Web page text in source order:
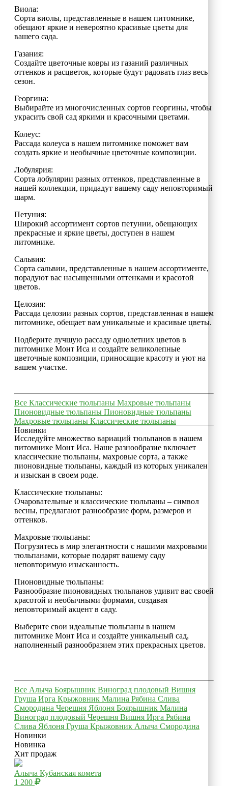
Виола:
Сорта виолы, представленные в нашем питомнике,
обещают яркие и невероятно красивые цветы для
вашего сада.
Газания:
Создайте цветочные ковры из газаний различных
оттенков и расцветок, которые будут радовать глаз весь
сезон.
Георгина:
Выбирайте из многочисленных сортов георгины, чтобы
украсить свой сад яркими и красочными цветами.
Колеус:
Рассада колеуса в нашем питомнике поможет вам
создать яркие и необычные цветочные композиции.
Лобулярия:
Сорта лобулярии разных оттенков, представленные в
нашей коллекции, придадут вашему саду неповторимый
шарм.
Петуния:
Широкий ассортимент сортов петунии, обещающих
прекрасные и яркие цветы, доступен в нашем
питомнике.
Сальвия:
Сорта сальвии, представленные в нашем ассортименте,
порадуют вас насыщенными оттенками и красотой
цветов.
Целозия:
Рассада целозии разных сортов, представленная в нашем
питомнике, обещает вам уникальные и красивые цветы.
Подберите лучшую рассаду однолетних цветов в
питомнике Монт Иса и создайте великолепные
цветочные композиции, приносящие красоту и уют на
вашем участке.
Все Классические тюльпаны Махровые тюльпаны
Пионовидные тюльпаны Пионовидные тюльпаны
Махровые тюльпаны Классические тюльпаны
Новинки
Исследуйте множество вариаций тюльпанов в нашем
питомнике Монт Иса. Наше разнообразие включает
классические тюльпаны, махровые сорта, а также
пионовидные тюльпаны, каждый из которых уникален
и изыскан в своем роде.
Классические тюльпаны:
Очаровательные и классические тюльпаны – символ
весны, предлагают разнообразие форм, размеров и
оттенков.
Махровые тюльпаны:
Погрузитесь в мир элегантности с нашими махровыми
тюльпанами, которые подарят вашему саду
неповторимую изысканность.
Пионовидные тюльпаны:
Разнообразие пионовидных тюльпанов удивит вас своей
красотой и необычными формами, создавая
неповторимый акцент в саду.
Выберите свои идеальные тюльпаны в нашем
питомнике Монт Иса и создайте уникальный сад,
наполненный разнообразием этих прекрасных цветов.
Все Алыча Боярышник Виноград плодовый Вишня
Груша Ирга Крыжовник Малина Рябина Слива
Смородина Черешня Яблоня Боярышник Малина
Виноград плодовый Черешня Вишня Ирга Рябина
Слива Яблоня Груша Крыжовник Алыча Смородина
Новинки
Новинка
Хит продаж
Алыча Кубанская комета
1 200